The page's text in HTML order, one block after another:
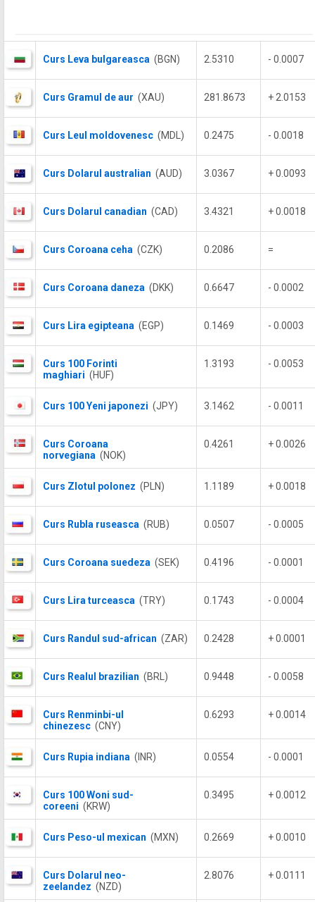
Curs Leva bulgareasca (BGN) 2.5310 - 0.0007
Curs Gramul de aur (XAU) 281.8673 + 2.0153
Curs Leul moldovenesc (MDL) 0.2475 - 0.0018
Curs Dolarul australian (AUD) 3.0367 + 0.0093
Curs Dolarul canadian (CAD) 3.4321 + 0.0018
Curs Coroana ceha (CZK) 0.2086 =
Curs Coroana daneza (DKK) 0.6647 - 0.0002
Curs Lira egipteana (EGP) 0.1469 - 0.0003
Curs 100 Forinti
maghiari (HUF)
1.3193 - 0.0053
Curs 100 Yeni japonezi (JPY) 3.1462 - 0.0011
Curs Coroana
norvegiana (NOK)
0.4261 + 0.0026
Curs Zlotul polonez (PLN) 1.1189 + 0.0018
Curs Rubla ruseasca (RUB) 0.0507 - 0.0005
Curs Coroana suedeza (SEK) 0.4196 - 0.0001
Curs Lira turceasca (TRY) 0.1743 - 0.0004
Curs Randul sud-african (ZAR) 0.2428 + 0.0001
Curs Realul brazilian (BRL) 0.9448 - 0.0058
Curs Renminbi-ul
chinezesc (CNY)
0.6293 + 0.0014
Curs Rupia indiana (INR) 0.0554 - 0.0001
Curs 100 Woni sud-
coreeni (KRW)
0.3495 + 0.0012
Curs Peso-ul mexican (MXN) 0.2669 + 0.0010
Curs Dolarul neo-
zeelandez (NZD)
2.8076 + 0.0111